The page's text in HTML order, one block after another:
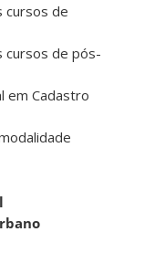
cursos de
cursos de pós-
em Cadastro